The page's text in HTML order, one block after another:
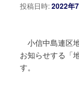
投稿日時:2022年
小信中島連区
お知らせする「
す。